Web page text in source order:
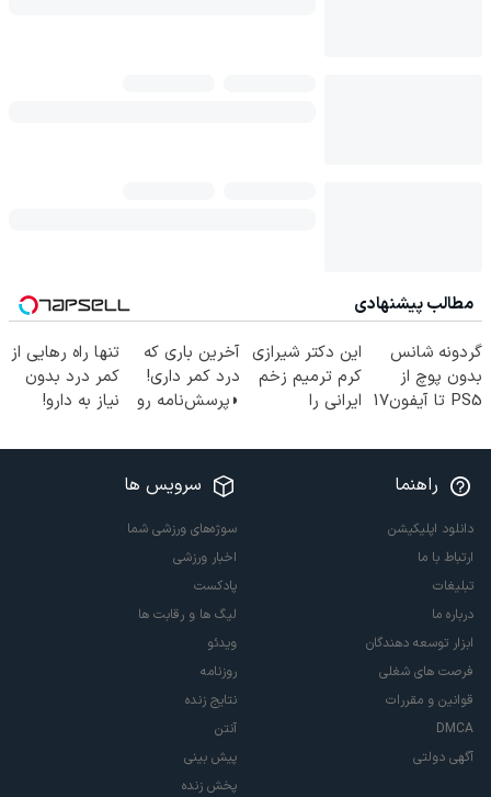
مطالب پیشنهادی
گردونه شانس
بدون پوچ از
PS5 تا آیفون17
این دکتر شیرازی
کرم ترمیم زخم
ایرانی را
آخرین باری که
درد کمر داری!
◗پرسش‌نامه رو
تنها راه رهایی از
کمر درد بدون
نیاز به دارو!
راهنما
دانلود اپلیکیشن
ارتباط با ما
تبلیغات
درباره ما
ابزار توسعه دهندگان
فرصت های شغلی
قوانین و مقررات
DMCA
آگهی دولتی
سرویس ها
سوژه‌های ورزشی شما
اخبار ورزشی
پادکست
لیگ ها و رقابت ها
ویدئو
روزنامه
نتایج زنده
آنتن
پیش بینی
پخش زنده